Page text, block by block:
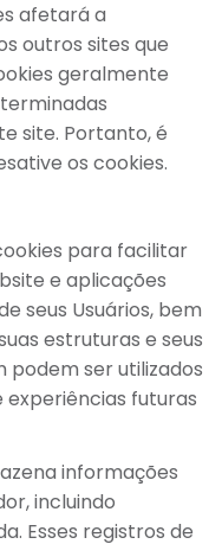
afetará a
outros sites que
geralmente
site. Portanto, é
os cookies.
cookies para facilitar
e aplicações
seus Usuários, bem
estruturas e seus
podem ser utilizados
experiências futuras
informações
incluindo
Esses registros de